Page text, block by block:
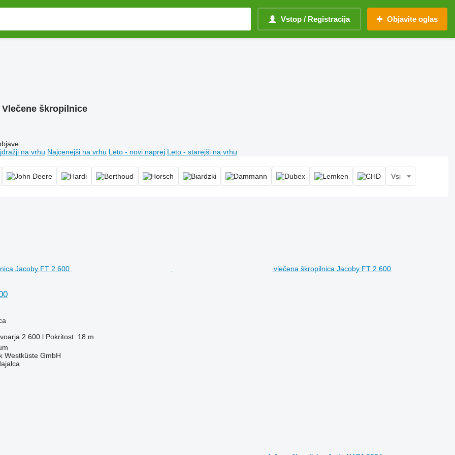
Vstop / Registracija Objavite oglas
Vlečene škropilnice
na vrhu Najcenejši na vrhu Leto - novi naprej Leto - starejši na vrhu
Vsi
vlečena škropilnica Jacoby FT 2.600
2.600 l Pokritost 18 m
Westküste GmbH